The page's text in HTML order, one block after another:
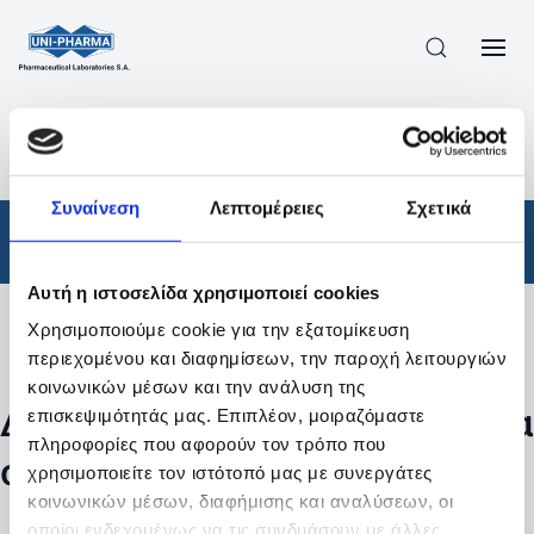
Συναίνεση Λεπτομέρειες Σχετικά
Αυτή η ιστοσελίδα χρησιμοποιεί cookies
Χρησιμοποιούμε cookie για την εξατομίκευση
περιεχομένου και διαφημίσεων, την παροχή λειτουργιών
κοινωνικών μέσων και την ανάλυση της
επισκεψιμότητάς μας. Επιπλέον, μοιραζόμαστε
πληροφορίες που αφορούν τον τρόπο που
χρησιμοποιείτε τον ιστότοπό μας με συνεργάτες
κοινωνικών μέσων, διαφήμισης και αναλύσεων, οι
οποίοι ενδεχομένως να τις συνδυάσουν με άλλες
ΠΡΟΪΟΝΤΑ
ΑΠΟΤΕΛΕΣΜΑΤΑ ΑΝΑΖΗΤΗΣΗΣ
Φάρμακα
Φίλτρα
Δεν βρέθηκαν προϊόντα με τα
συγκεκριμένα φίλτρα